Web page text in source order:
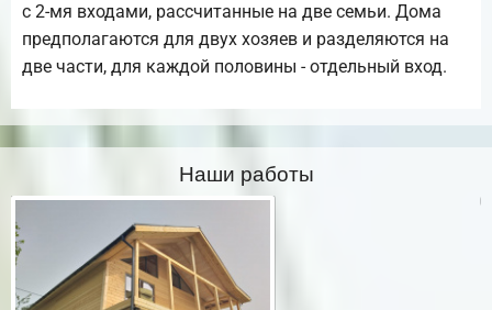
с 2-мя входами, рассчитанные на две семьи. Дома
предполагаются для двух хозяев и разделяются на
две части, для каждой половины - отдельный вход.
Наши работы